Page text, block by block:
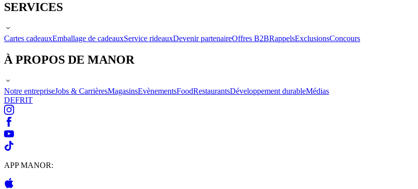
SERVICES
Cartes cadeauxEmballage de cadeauxService rideauxDevenir partenaireOffres B2BRappelsExclusionsConcours
À PROPOS DE MANOR
Notre entrepriseJobs & CarrièresMagasinsEvènementsFoodRestaurantsDéveloppement durableMédias
DEFRIT
APP MANOR: